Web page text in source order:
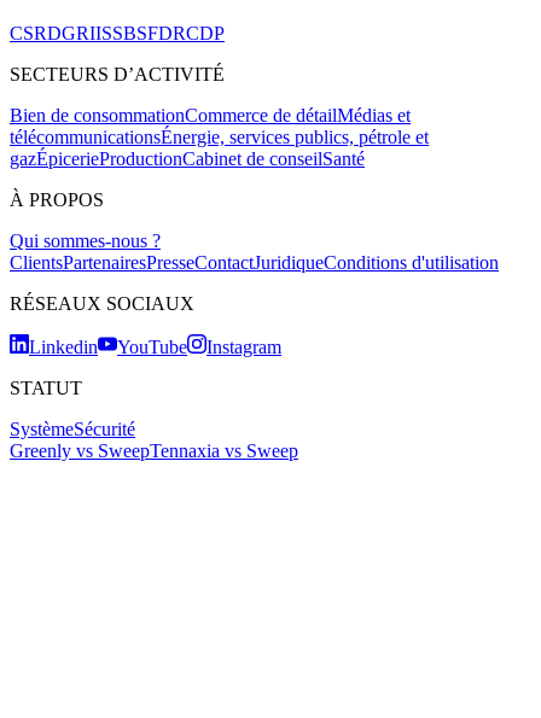
CSRDGRIISSBSFDRCDP
SECTEURS D’ACTIVITÉ
Bien de consommationCommerce de détailMédias et
télécommunicationsÉnergie, services publics, pétrole et
gazÉpicerieProductionCabinet de conseilSanté
À PROPOS
Qui sommes-nous ?
ClientsPartenairesPresseContactJuridiqueConditions d'utilisation
RÉSEAUX SOCIAUX
Linkedin YouTube
Instagram
STATUT
SystèmeSécurité
Greenly vs SweepTennaxia vs Sweep